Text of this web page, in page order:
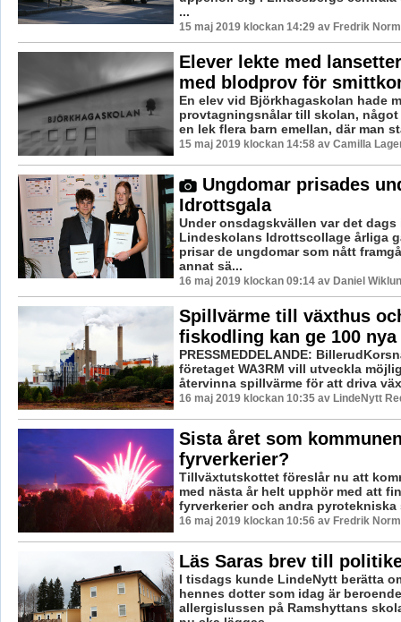
...
15 maj 2019 klockan 14:29 av Fredrik
Elever lekte med
med blodprov för
En elev vid Björkhagaskolan hade
provtagningsnålar till skolan,
en lek flera barn emellan, där man
15 maj 2019 klockan 14:58 av Camilla
Ungdomar prisades
Idrottsgala
Under onsdagskvällen var det dags
Lindeskolans Idrottscollage årliga
prisar de ungdomar som nått
annat sä...
16 maj 2019 klockan 09:14 av Daniel
Spillvärme till växthus
fiskodling kan ge 100
PRESSMEDDELANDE:
företaget WA3RM vill utveckla
återvinna spillvärme för att driva
16 maj 2019 klockan 10:35 av LindeNytt
Sista året som
fyrverkerier?
Tillväxtutskottet föreslår nu att
med nästa år helt upphör med att
fyrverkerier och andra pyrotekniska
16 maj 2019 klockan 10:56 av Fredrik
Läs Saras brev till
I tisdags kunde LindeNytt berätta
hennes dotter som idag är
allergislussen på Ramshyttans